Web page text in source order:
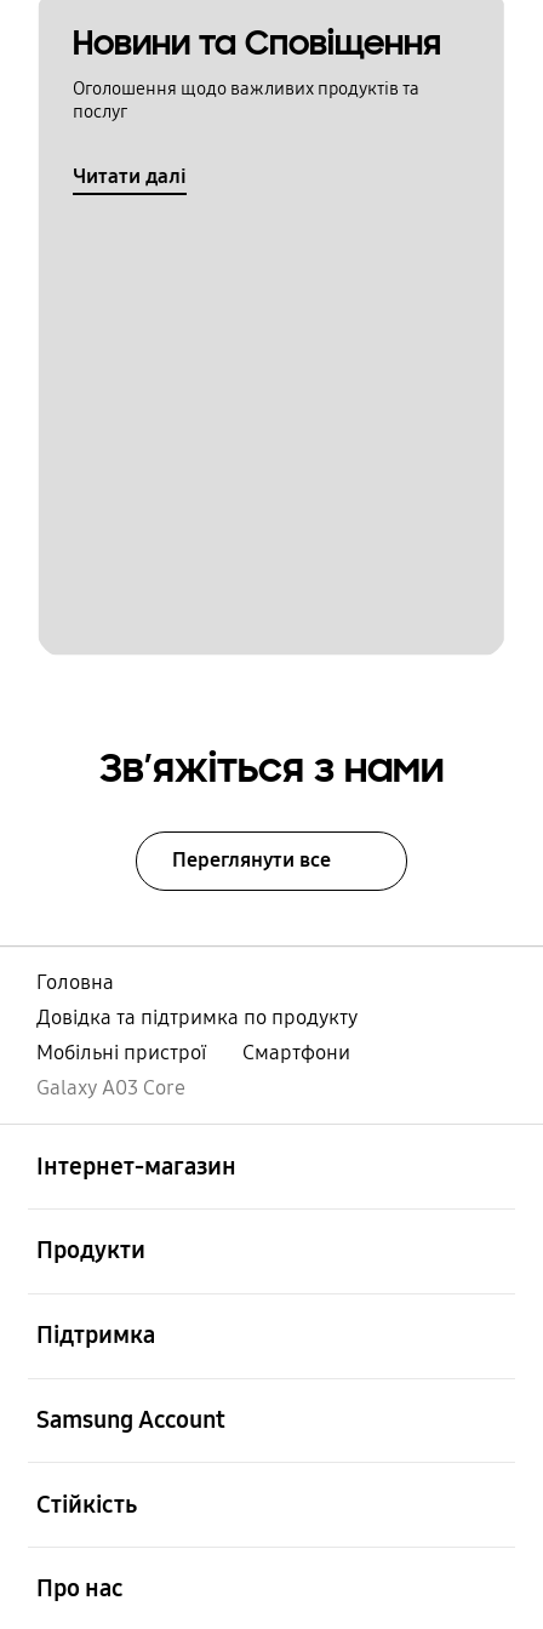
Новини та Сповіщення
Оголошення щодо важливих продуктів та
послуг
Читати далі
Зв’яжіться з нами
Переглянути все
Головна
Довідка та підтримка по продукту
Мобільні пристрої
Смартфони
Galaxy A03 Core
Інтернет-магазин
Продукти
Підтримка
Samsung Account
Стійкість
Про нас